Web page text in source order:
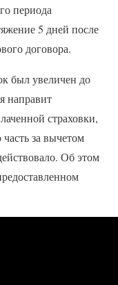
периода
5 дней после
договора.
был увеличен до
направит
страховки,
за вычетом
Об этом